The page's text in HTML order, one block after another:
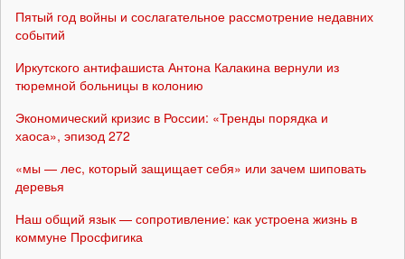
Пятый год войны и сослагательное рассмотрение недавних
событий
Иркутского антифашиста Антона Калакина вернули из
тюремной больницы в колонию
Экономический кризис в России: «Тренды порядка и
хаоса», эпизод 272
«мы — лес, который защищает себя» или зачем шиповать
деревья
Наш общий язык — сопротивление: как устроена жизнь в
коммуне Просфигика